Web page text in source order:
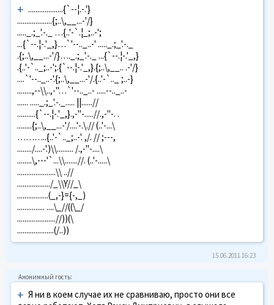
+ ...................{`--¦.-.'}
...................{;..\,__...-'/}
....._.;_'.-._ …{..'-`.¦_;..-';
...{`--.¦-.'_,}…`'--.._..-' ....._.;_'.-._
.{;..\,__...-'/}…._.;_'.-._ ...{`--.¦-.'_,}
.{..'-`.._;..-';.{`--.¦-.'_,}.{;..\,__.. .-'/}
....`'--.._..-'.{;..\,__...-'/.{..'-`.._ ;..-}
........,--\\..,-"…`'--.._..- .....--.._..-
...... ....._.;_'.-._..... ||......//
..........{`--.¦-.'_,}.,-"-.....//.,-"-. .
........{;..\,__...-'/....'-.\.// (..'-...\
………..{..'-`.._;..-'. ,/. // ;---,
......../....-'.)\\......... /.,-"-....\
........\,---'`...\\.......//. (..'-.....\
.....................\\ ..//
................../_\\Y//_\
.................(_,-}={-,_)
............... ....\_//((\_/
.....................//))(\
....................(/..))
15.06.2011 16:23
+ Я ни в коем случае их не сравниваю, просто они все